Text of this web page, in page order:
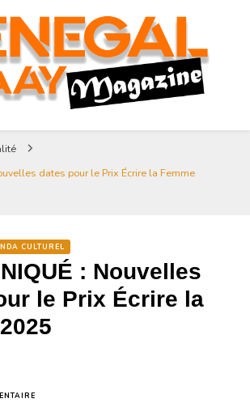
njaay.com littérature
littérature sénégalaise
Art et Culture
Sénégal Njaay –
njaay.com littérature
littérature
Art et Culture
africaine
dates pour le Prix Écrire la Femme
CULTUREL
: Nouvelles
le Prix Écrire la